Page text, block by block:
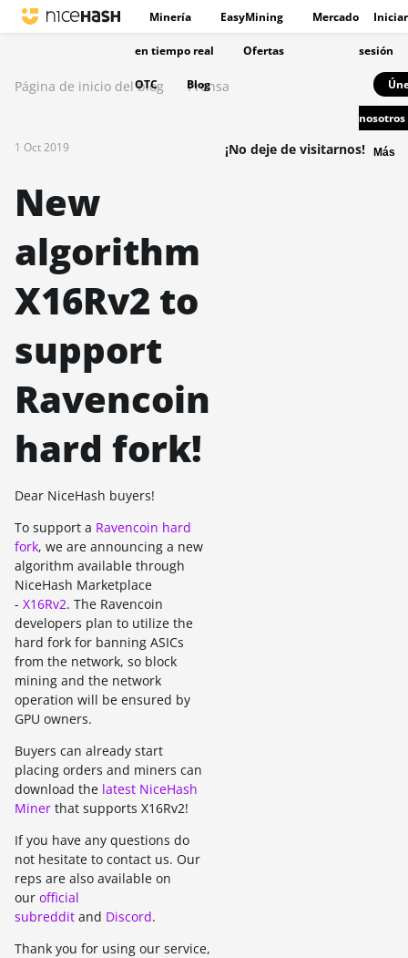
Minería EasyMining Mercado
en tiempo real Ofertas
OTC Blog
Iniciar
sesión
nosotros
Más
Página de inicio del blog Prensa
1 Oct 2019
New
algorithm
X16Rv2 to
support
Ravencoin
hard fork!
Dear NiceHash buyers!
To support a Ravencoin hard
fork, we are announcing a new
algorithm available through
NiceHash Marketplace
- X16Rv2. The Ravencoin
developers plan to utilize the
hard fork for banning ASICs
from the network, so block
mining and the network
operation will be ensured by
GPU owners.
Buyers can already start
placing orders and miners can
download the latest NiceHash
Miner that supports X16Rv2!
If you have any questions do
not hesitate to contact us. Our
reps are also available on
our official
subreddit and Discord.
Thank you for using our service,
¡No deje de visitarnos!